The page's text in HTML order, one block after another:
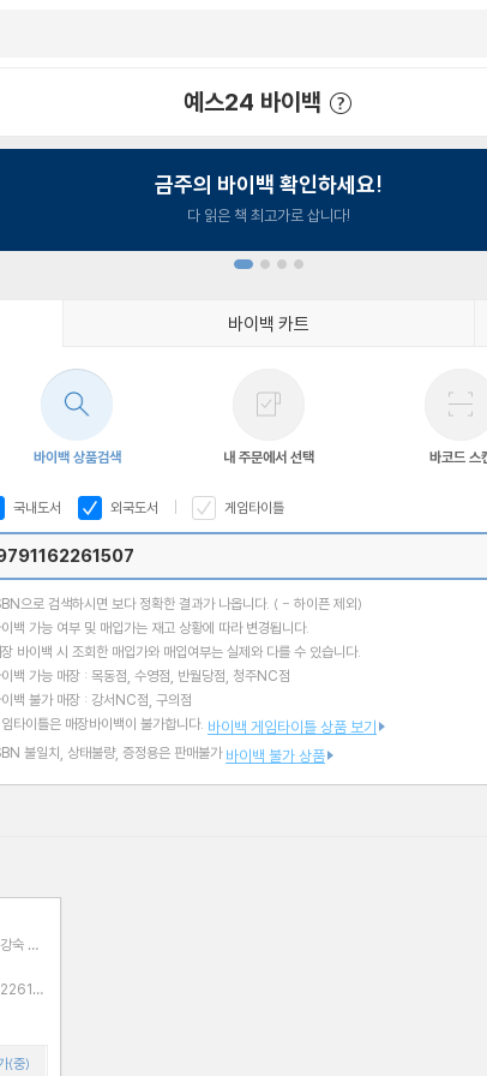
예스24 바이백
금주의 바이백 확인하세요!
다 읽은 책 최고가로 삽니다!
바이백 카트
바이백 상품검색 내 주문에서 선택 바코드 스
국내도서 외국도서 게임타이틀
으로 검색하시면 보다 정확한 결과가 나옵니다. ( - 하이픈 제외)
백 가능 여부 및 매입가는 재고 상황에 따라 변경됩니다.
바이백 시 조회한 매입가와 매입여부는 실제와 다를 수 있습니다.
백 가능 매장 : 목동점, 수영점, 반월당점, 청주NC점
백 불가 매장 : 강서NC점, 구의점
타이틀은 매장바이백이 불가합니다. 바이백 게임타이틀 상품 보기
불일치, 상태불량, 증정용은 판매불가 바이백 불가 상품
숙 공
(중)